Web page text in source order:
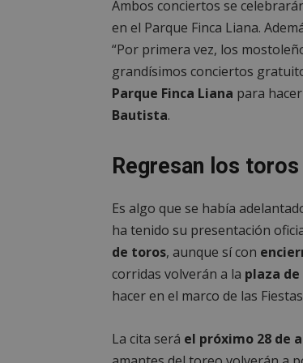
Ambos conciertos se
en el Parque Finca Liana.
“Por primera vez, los
grandísimos conciertos
Parque Finca Liana para
Bautista.
Regresan los
Es algo que se había
ha tenido su presentación
de toros, aunque sí con
corridas volverán a la plaza
hacer en el marco de las
La cita será el próximo 28 de